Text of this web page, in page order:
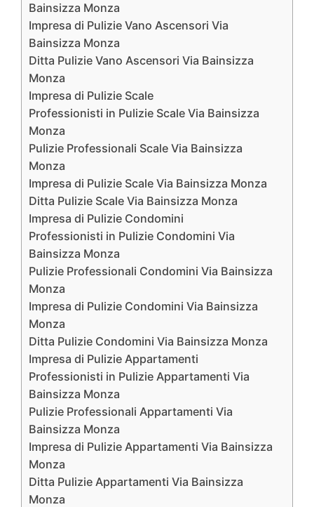
Bainsizza Monza
Impresa di Pulizie Vano Ascensori Via
Bainsizza Monza
Ditta Pulizie Vano Ascensori Via Bainsizza
Monza
Impresa di Pulizie Scale
Professionisti in Pulizie Scale Via Bainsizza
Monza
Pulizie Professionali Scale Via Bainsizza
Monza
Impresa di Pulizie Scale Via Bainsizza Monza
Ditta Pulizie Scale Via Bainsizza Monza
Impresa di Pulizie Condomini
Professionisti in Pulizie Condomini Via
Bainsizza Monza
Pulizie Professionali Condomini Via Bainsizza
Monza
Impresa di Pulizie Condomini Via Bainsizza
Monza
Ditta Pulizie Condomini Via Bainsizza Monza
Impresa di Pulizie Appartamenti
Professionisti in Pulizie Appartamenti Via
Bainsizza Monza
Pulizie Professionali Appartamenti Via
Bainsizza Monza
Impresa di Pulizie Appartamenti Via Bainsizza
Monza
Ditta Pulizie Appartamenti Via Bainsizza
Monza